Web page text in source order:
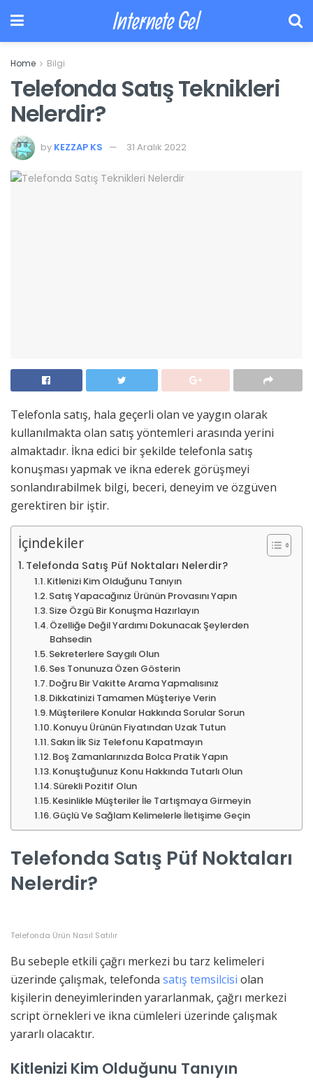
Internete Gel
Home Bilgi
Telefonda Satış Teknikleri
Nelerdir?
by KEZZAP KS 31 Aralık 2022
Telefonla satış, hala geçerli olan ve yaygın olarak
kullanılmakta olan satış yöntemleri arasında yerini
almaktadır. İkna edici bir şekilde telefonla satış
konuşması yapmak ve ikna ederek görüşmeyi
sonlandırabilmek bilgi, beceri, deneyim ve özgüven
gerektiren bir iştir.
İçindekiler
Telefonda Satış Püf Noktaları Nelerdir?
Kitlenizi Kim Olduğunu Tanıyın
Satış Yapacağınız Ürünün Provasını Yapın
Size Özgü Bir Konuşma Hazırlayın
Özelliğe Değil Yardımı Dokunacak Şeylerden
Bahsedin
Sekreterlere Saygılı Olun
Ses Tonunuza Özen Gösterin
Doğru Bir Vakitte Arama Yapmalısınız
Dikkatinizi Tamamen Müşteriye Verin
Müşterilere Konular Hakkında Sorular Sorun
Konuyu Ürünün Fiyatından Uzak Tutun
Sakın İlk Siz Telefonu Kapatmayın
Boş Zamanlarınızda Bolca Pratik Yapın
Konuştuğunuz Konu Hakkında Tutarlı Olun
Sürekli Pozitif Olun
Kesinlikle Müşteriler İle Tartışmaya Girmeyin
Güçlü Ve Sağlam Kelimelerle İletişime Geçin
Telefonda Satış Püf Noktaları
Nelerdir?
Telefonda Ürün Nasıl Satılır
Bu sebeple etkili çağrı merkezi bu tarz kelimeleri
üzerinde çalışmak, telefonda satış temsilcisi olan
kişilerin deneyimlerinden yararlanmak, çağrı merkezi
script örnekleri ve ikna cümleleri üzerinde çalışmak
yararlı olacaktır.
Kitlenizi Kim Olduğunu Tanıyın